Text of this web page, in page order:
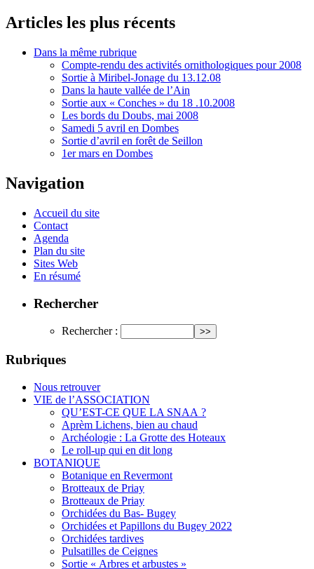
Articles les plus récents
Dans la même rubrique
Compte-rendu des activités ornithologiques pour 2008
Sortie à Miribel-Jonage du 13.12.08
Dans la haute vallée de l’Ain
Sortie aux « Conches » du 18 .10.2008
Les bords du Doubs, mai 2008
Samedi 5 avril en Dombes
Sortie d’avril en forêt de Seillon
1er mars en Dombes
Navigation
Accueil du site
Contact
Agenda
Plan du site
Sites Web
En résumé
Rechercher
Rechercher :
Rubriques
Nous retrouver
VIE de l’ASSOCIATION
QU’EST-CE QUE LA SNAA ?
Aprèm Lichens, bien au chaud
Archéologie : La Grotte des Hoteaux
Le roll-up qui en dit long
BOTANIQUE
Botanique en Revermont
Brotteaux de Priay
Brotteaux de Priay
Orchidées du Bas- Bugey
Orchidées et Papillons du Bugey 2022
Orchidées tardives
Pulsatilles de Ceignes
Sortie « Arbres et arbustes »